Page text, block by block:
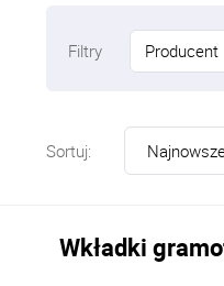
Filtry Producent
Sortuj:
Wkładki